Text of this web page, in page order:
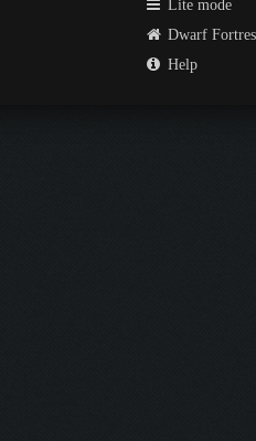
Lite mode
Dwarf
Help